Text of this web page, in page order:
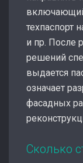
техпаспорт
и пр. После
решений
выдается
означает
фасадных
Сколько